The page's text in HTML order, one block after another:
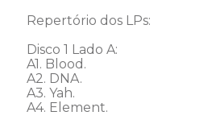
Repertório dos LPs:
Disco 1 Lado A:
A1. Blood.
A2. DNA.
A3. Yah.
A4. Element.